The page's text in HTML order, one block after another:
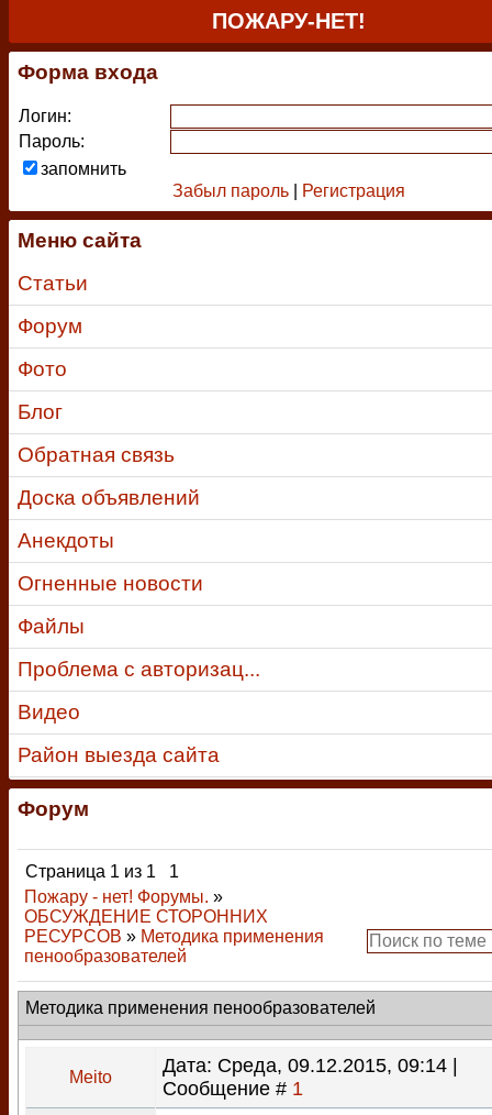
ПОЖАРУ-НЕТ!
Форма входа
Логин:
Пароль:
запомнить
Забыл пароль
Регистрация
Меню сайта
Статьи
Форум
Фото
Блог
Обратная связь
Доска объявлений
Анекдоты
Огненные новости
Файлы
Проблема с авторизац...
Видео
Район выезда сайта
Форум
Страница 1 из 1
1
Пожару - нет! Форумы. »
ОБСУЖДЕНИЕ СТОРОННИХ
РЕСУРСОВ » Методика применения
пенообразователей
Методика применения пенообразователей
Meito
Дата: Среда, 09.12.2015, 09:14 |
Сообщение # 1